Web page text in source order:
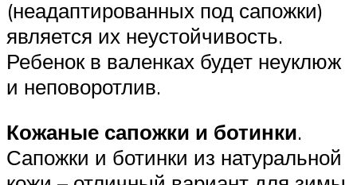
(неадаптированных под сапожки)
является их неустойчивость.
Ребенок в валенках будет неуклюж
и неповоротлив.
Кожаные сапожки и ботинки.
Сапожки и ботинки из натуральной